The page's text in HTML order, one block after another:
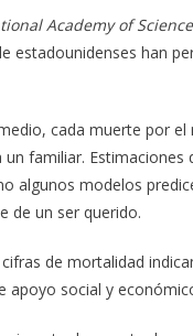
Academy of
estadounidenses han
cada muerte por
familiar.
algunos modelos
de un ser querido.
de mortalidad
apoyo social y